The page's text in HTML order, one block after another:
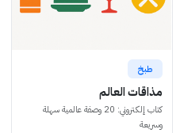
طبخ
مذاقات العالم
كتاب إلكتروني: 20 وصفة عالمية سهلة
وسريعة